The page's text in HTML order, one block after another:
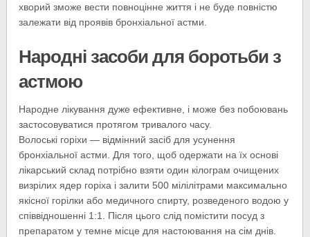
хворий зможе вести повноцінне життя і не буде повністю
залежати від проявів бронхіальної астми.
Народні засоби для боротьби з
астмою
Народне лікування дуже ефективне, і може без побоювань
застосовуватися протягом тривалого часу.
Волоські горіхи — відмінний засіб для усунення
бронхіальної астми. Для того, щоб одержати на їх основі
лікарський склад потрібно взяти один кілограм очищених
визрілих ядер горіха і залити 500 мілілітрами максимально
якісної горілки або медичного спирту, розведеного водою у
співвідношенні 1:1. Після цього слід помістити посуд з
препаратом у темне місце для настоювання на сім днів.